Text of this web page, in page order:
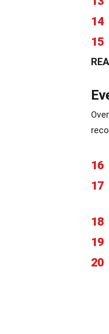
14
15
16
17
18
19
20